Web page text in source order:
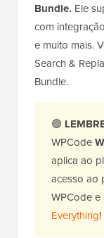
Bundle. Ele
com
e muito mais.
Search &
Bundle.
🟢
WPCode
aplica ao
acesso ao
WPCode
Everything!